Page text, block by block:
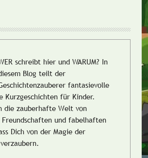
schreibt hier und WARUM? In
Blog teilt der
fantasievolle
Kurzgeschichten für Kinder.
die zauberhafte Welt von
und fabelhaften
Dich von der Magie der